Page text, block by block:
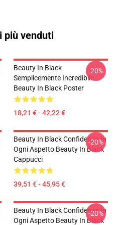
più venduti
Beauty In Black
Semplicemente Incredibile
Beauty In Black Poster
18,21 € - 42,22 €
-20%
Beauty In Black Confidenza In
Ogni Aspetto Beauty In Black
Cappucci
39,51 € - 45,95 €
-20%
Beauty In Black Confidenza In
Ogni Aspetto Beauty In Black
-20%